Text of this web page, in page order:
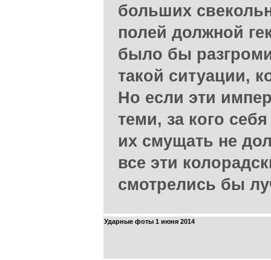
больших
полей должной
было бы
такой ситуации,
Но если эти
теми, за кого
их смущать не
все эти
смотрелись бы
Ударные фоты 1 июня 2014